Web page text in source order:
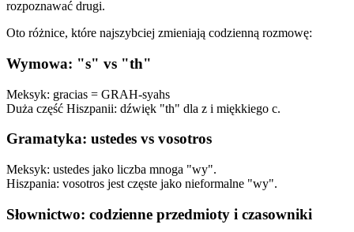
rozpoznawać drugi.
Oto różnice, które najszybciej zmieniają codzienną rozmowę:
Wymowa: "s" vs "th"
Meksyk: gracias = GRAH-syahs
Duża część Hiszpanii: dźwięk "th" dla z i miękkiego c.
Gramatyka: ustedes vs vosotros
Meksyk: ustedes jako liczba mnoga "wy".
Hiszpania: vosotros jest częste jako nieformalne "wy".
Słownictwo: codzienne przedmioty i czasowniki